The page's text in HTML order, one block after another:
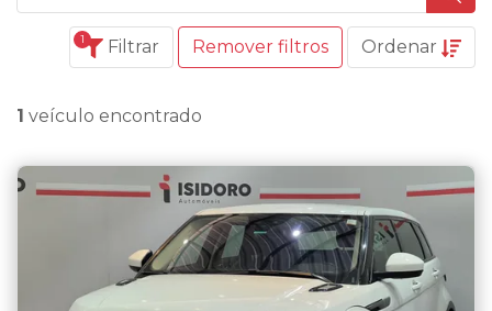
Filtrar
1 Remover filtros Ordenar
1 veículo encontrado